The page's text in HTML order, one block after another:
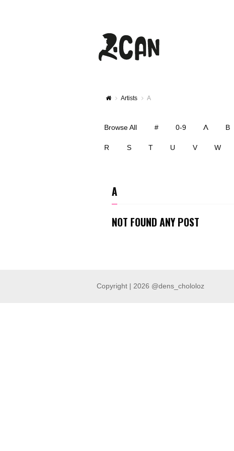
Artists A
Browse All # 0-9 A B
R S T U V W
A
NOT FOUND ANY POST
Copyright | 2026 @dens_chololoz